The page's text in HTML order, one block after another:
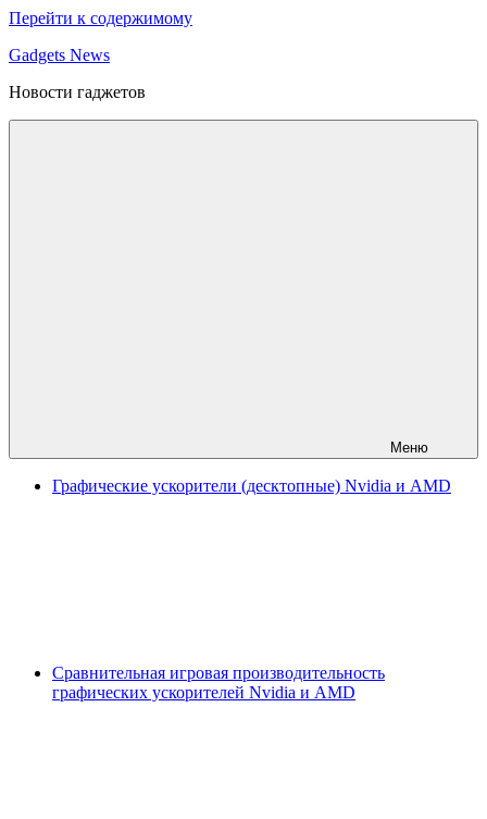
Перейти к содержимому
Gadgets News
Новости гаджетов
Меню
Графические ускорители (десктопные) Nvidia и AMD
Сравнительная игровая производительность
графических ускорителей Nvidia и AMD